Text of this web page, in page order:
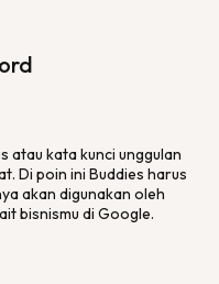
atau kata kunci unggulan
Di poin ini Buddies harus
akan digunakan oleh
bisnismu di Google.